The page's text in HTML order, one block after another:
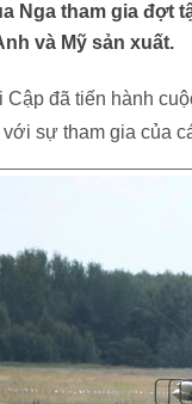
Nga tham gia đợt
và Mỹ sản xuất.
đã tiến hành
sự tham gia của